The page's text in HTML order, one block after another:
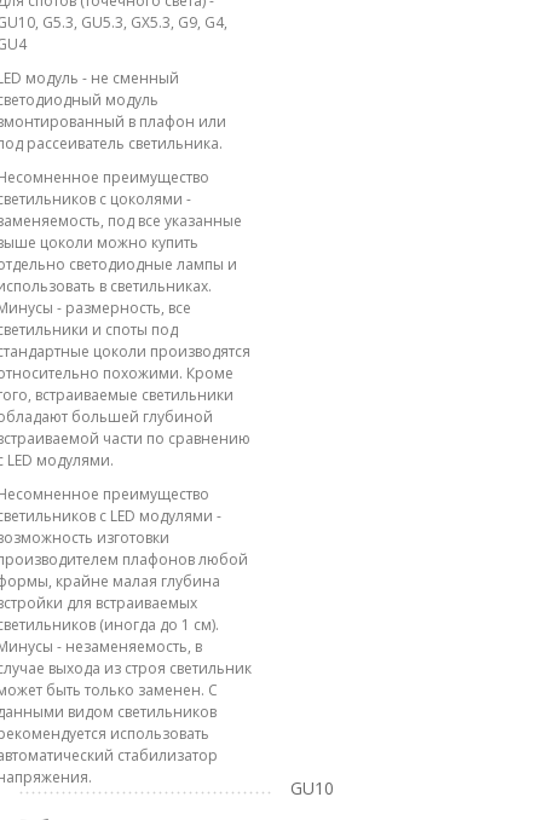
G5.3, GU5.3, GX5.3, G9, G4,
модуль - не сменный
модуль
в плафон или
рассеиватель светильника.
преимущество
с цоколями -
под все указанные
цоколи можно купить
светодиодные лампы и
в светильниках.
- размерность, все
и споты под
цоколи производятся
похожими. Кроме
встраиваемые светильники
большей глубиной
части по сравнению
LED модулями.
преимущество
с LED модулями -
изготовки
плафонов любой
крайне малая глубина
для встраиваемых
(иногда до 1 см).
- незаменяемость, в
выхода из строя светильник
быть только заменен. С
видом светильников
использовать
стабилизатор
GU10